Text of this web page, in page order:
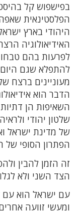
בפישפוש קל
הפלסטינאית
היהודי בארץ
האידיאולוגיה
לפרעות בהם טבחו
להתפלא שגם
מעוניינים ברצח
הדבר הוא
השאיפות הן
שלטון יהודי
של מדינת ישראל
הפתרון הסופי של
זה הזמן להבין
הצד השני ולא
עם ישראל הוא עם
ומעשי זוועה